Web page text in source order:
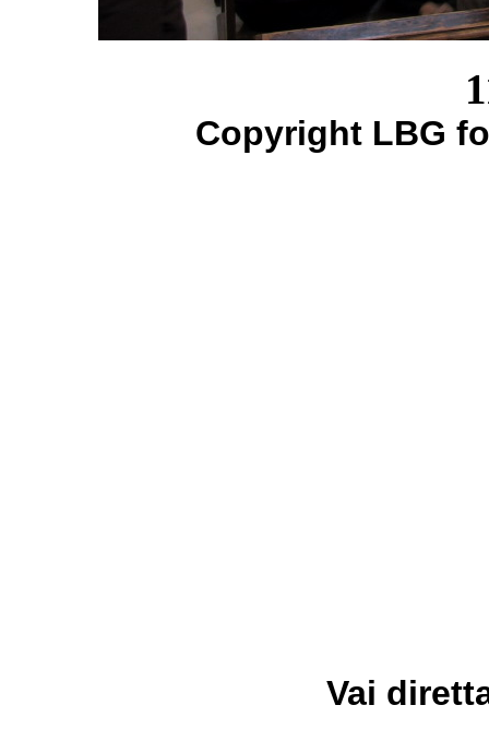
Copyright LBG
Vai